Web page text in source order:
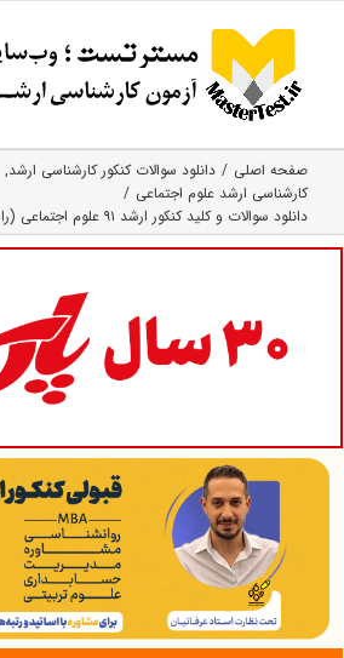
content
صفحه اصلی
دانلود سوالات کنکور کارشناسی ارشد
کارشناسی ارشد علوم اجتماعی
دانلود سوالات و کلید کنکور ارشد ۹۱ علوم اجتماعی (رایگان)